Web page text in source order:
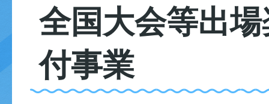
全国大会等出
付事業